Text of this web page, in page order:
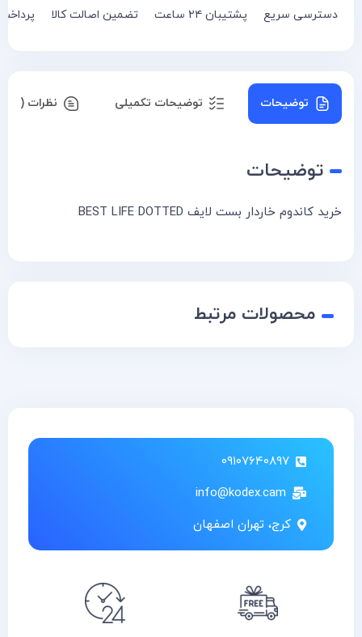
دسترسی سریع پشتیبان ۲۴ ساعت تضمین اصالت کالا
توضیحات توضیحات تکمیلی نظرات (۰)
توضیحات
خرید کاندوم خاردار بست لایف BEST LIFE DOTTED
محصولات مرتبط
۰۹۱۰۷۶۴۰۸۹۷
info@kodex.cam
کرج، تهران اصفهان